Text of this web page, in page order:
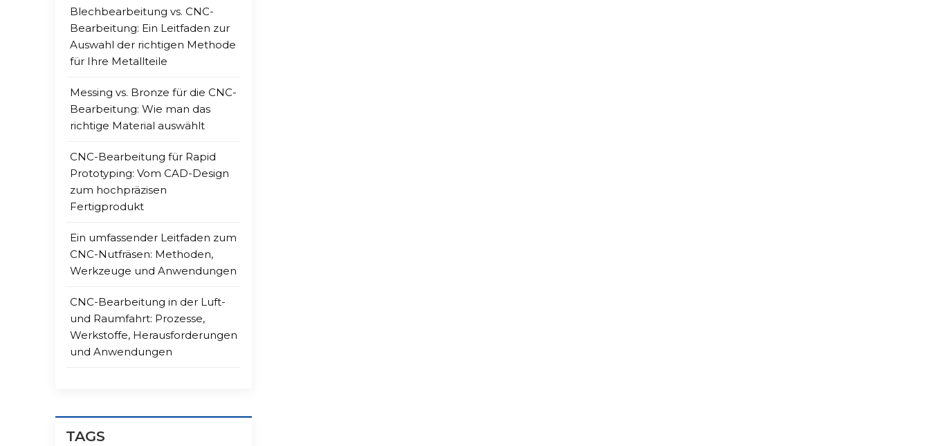
Blechbearbeitung vs. CNC-
Bearbeitung: Ein Leitfaden zur
Auswahl der richtigen Methode
für Ihre Metallteile
Messing vs. Bronze für die CNC-
Bearbeitung: Wie man das
richtige Material auswählt
CNC-Bearbeitung für Rapid
Prototyping: Vom CAD-Design
zum hochpräzisen
Fertigprodukt
Ein umfassender Leitfaden zum
CNC-Nutfräsen: Methoden,
Werkzeuge und Anwendungen
CNC-Bearbeitung in der Luft-
und Raumfahrt: Prozesse,
Werkstoffe, Herausforderungen
und Anwendungen
TAGS